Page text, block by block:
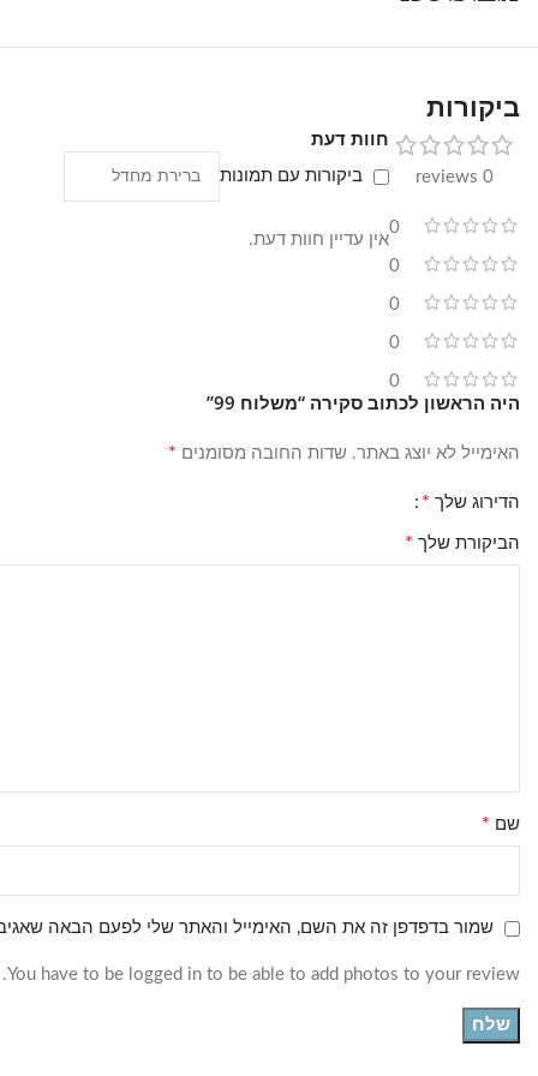
ביקורות
0 reviews
0
0
0
0
0
חוות דעת
ביקורות עם תמונות
אין עדיין חוות דעת.
היה הראשון לכתוב סקירה “משלוח 99”
האימייל לא יוצג באתר. שדות החובה מסומנים *
הדירוג שלך *
הביקורת שלך *
שם *
שמור בדפדפן זה את השם, האימייל והאתר שלי לפעם הבאה
You have to be logged in to be able to add photos to your review.